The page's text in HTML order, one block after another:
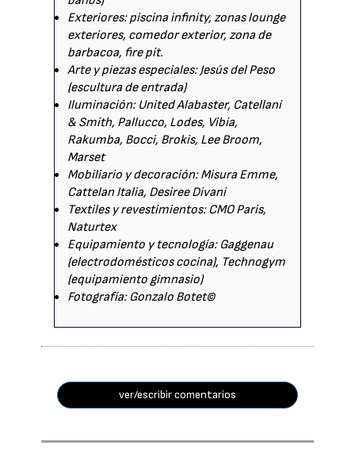
Exteriores: piscina infinity, zonas lounge
exteriores, comedor exterior, zona de
barbacoa, fire pit.
Arte y piezas especiales: Jesús del Peso
(escultura de entrada)
Iluminación: United Alabaster, Catellani
& Smith, Pallucco, Lodes, Vibia,
Rakumba, Bocci, Brokis, Lee Broom,
Marset
Mobiliario y decoración: Misura Emme,
Cattelan Italia, Desiree Divani
Textiles y revestimientos: CMO Paris,
Naturtex
Equipamiento y tecnología: Gaggenau
(electrodomésticos cocina), Technogym
(equipamiento gimnasio)
Fotografía: Gonzalo Botet©
ver/escribir comentarios